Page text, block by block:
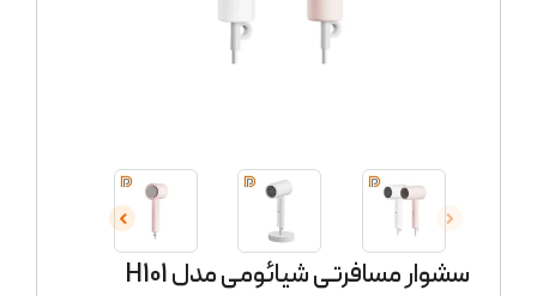
سشوار مسافرتی شیائومی مدل H101